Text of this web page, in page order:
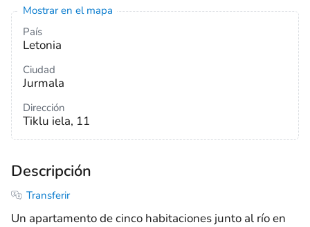
Mostrar en el mapa
País
Letonia
Ciudad
Jurmala
Dirección
Tiklu iela, 11
Descripción
Transferir
Un apartamento de cinco habitaciones junto al río en